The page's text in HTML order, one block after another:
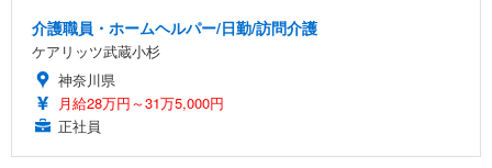
介護職員・ホームヘルパー/日勤/訪問介護
ケアリッツ武蔵小杉
神奈川県
月給28万円～31万5,000円
正社員